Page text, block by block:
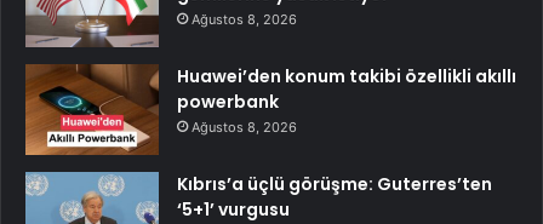
Ağustos 8, 2026
Huawei’den konum takibi özellikli akıllı
powerbank
Ağustos 8, 2026
Kıbrıs’a üçlü görüşme: Guterres’ten
‘5+1’ vurgusu